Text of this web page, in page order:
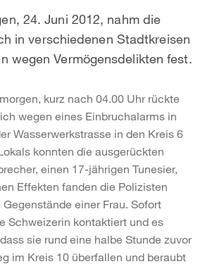
24. Juni 2012, nahm die
in verschiedenen Stadtkreisen
wegen Vermögensdelikten fest.
kurz nach 04.00 Uhr rückte
wegen eines Einbruchalarms in
Wasserwerkstrasse in den Kreis 6
konnten die ausgerückten
einen 17-jährigen Tunesier,
Effekten fanden die Polizisten
einer Frau. Sofort
Schweizerin kontaktiert und es
sie rund eine halbe Stunde zuvor
im Kreis 10 überfallen und beraubt